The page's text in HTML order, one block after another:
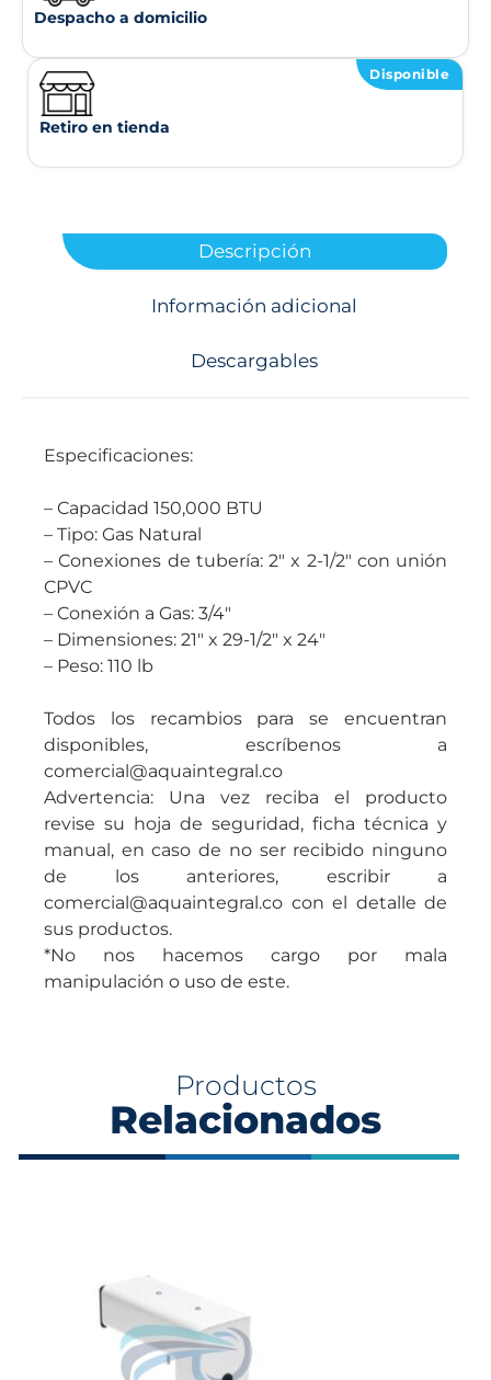
Despacho a domicilio
Disponible
Retiro en tienda
Descripción
Información adicional
Descargables
Especificaciones:
– Capacidad 150,000 BTU
– Tipo: Gas Natural
– Conexiones de tubería: 2″ x 2-1/2″ con unión
CPVC
– Conexión a Gas: 3/4″
– Dimensiones: 21″ x 29-1/2″ x 24″
– Peso: 110 lb
Todos los recambios para se encuentran
disponibles, escríbenos a
comercial@aquaintegral.co
Advertencia: Una vez reciba el producto
revise su hoja de seguridad, ficha técnica y
manual, en caso de no ser recibido ninguno
de los anteriores, escribir a
comercial@aquaintegral.co con el detalle de
sus productos.
*No nos hacemos cargo por mala
manipulación o uso de este.
Productos
Relacionados